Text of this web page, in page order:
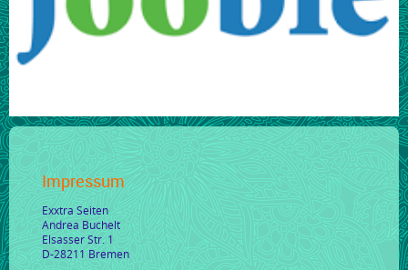
Impressum
Exxtra Seiten
Andrea Buchelt
Elsasser Str. 1
D-28211 Bremen